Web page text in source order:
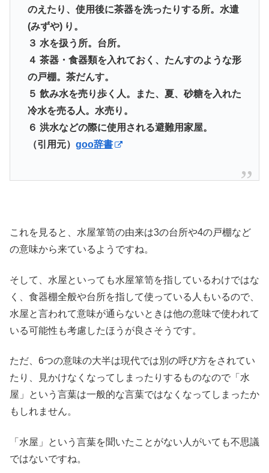
のえたり、使用後に茶器を洗ったりする所。水遣
(みずや) り。
３ 水を扱う所。台所。
４ 茶器・食器類を入れておく、たんすのような形
の戸棚。茶だんす。
５ 飲み水を売り歩く人。また、夏、砂糖を入れた
冷水を売る人。水売り。
６ 洪水などの際に使用される避難用家屋。
（引用元） goo辞書
これを見ると、水屋箪笥の由来は3の台所や4の戸棚など
の意味から来ているようですね。
そして、水屋といっても水屋箪笥を指しているわけではな
く、食器棚全般や台所を指して使っている人もいるので、
水屋と言われて意味が通らないときは他の意味で使われて
いる可能性も考慮したほうが良さそうです。
ただ、6つの意味の大半は現代では別の呼び方をされてい
たり、見かけなくなってしまったりするものなので「水
屋」という言葉は一般的な言葉ではなくなってしまったか
もしれません。
「水屋」という言葉を聞いたことがない人がいても不思議
ではないですね。